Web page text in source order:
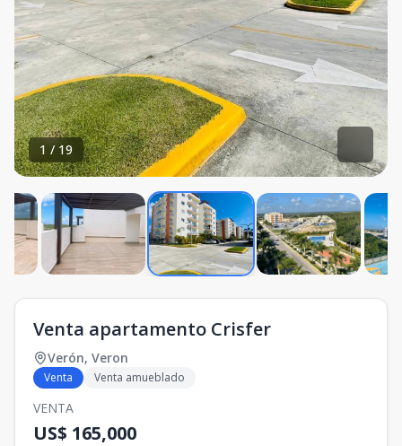
1 / 19
Venta apartamento Crisfer
Verón, Veron
Venta Venta amueblado
VENTA
US$ 165,000